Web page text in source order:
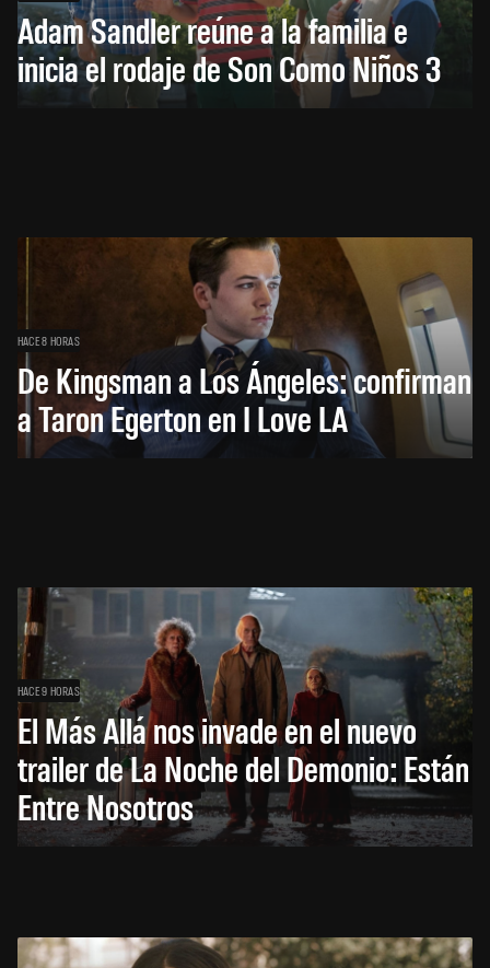
Adam Sandler reúne a la familia e
inicia el rodaje de Son Como Niños 3
HACE 8 HORAS
De Kingsman a Los Ángeles: confirman
a Taron Egerton en I Love LA
HACE 9 HORAS
El Más Allá nos invade en el nuevo
trailer de La Noche del Demonio: Están
Entre Nosotros